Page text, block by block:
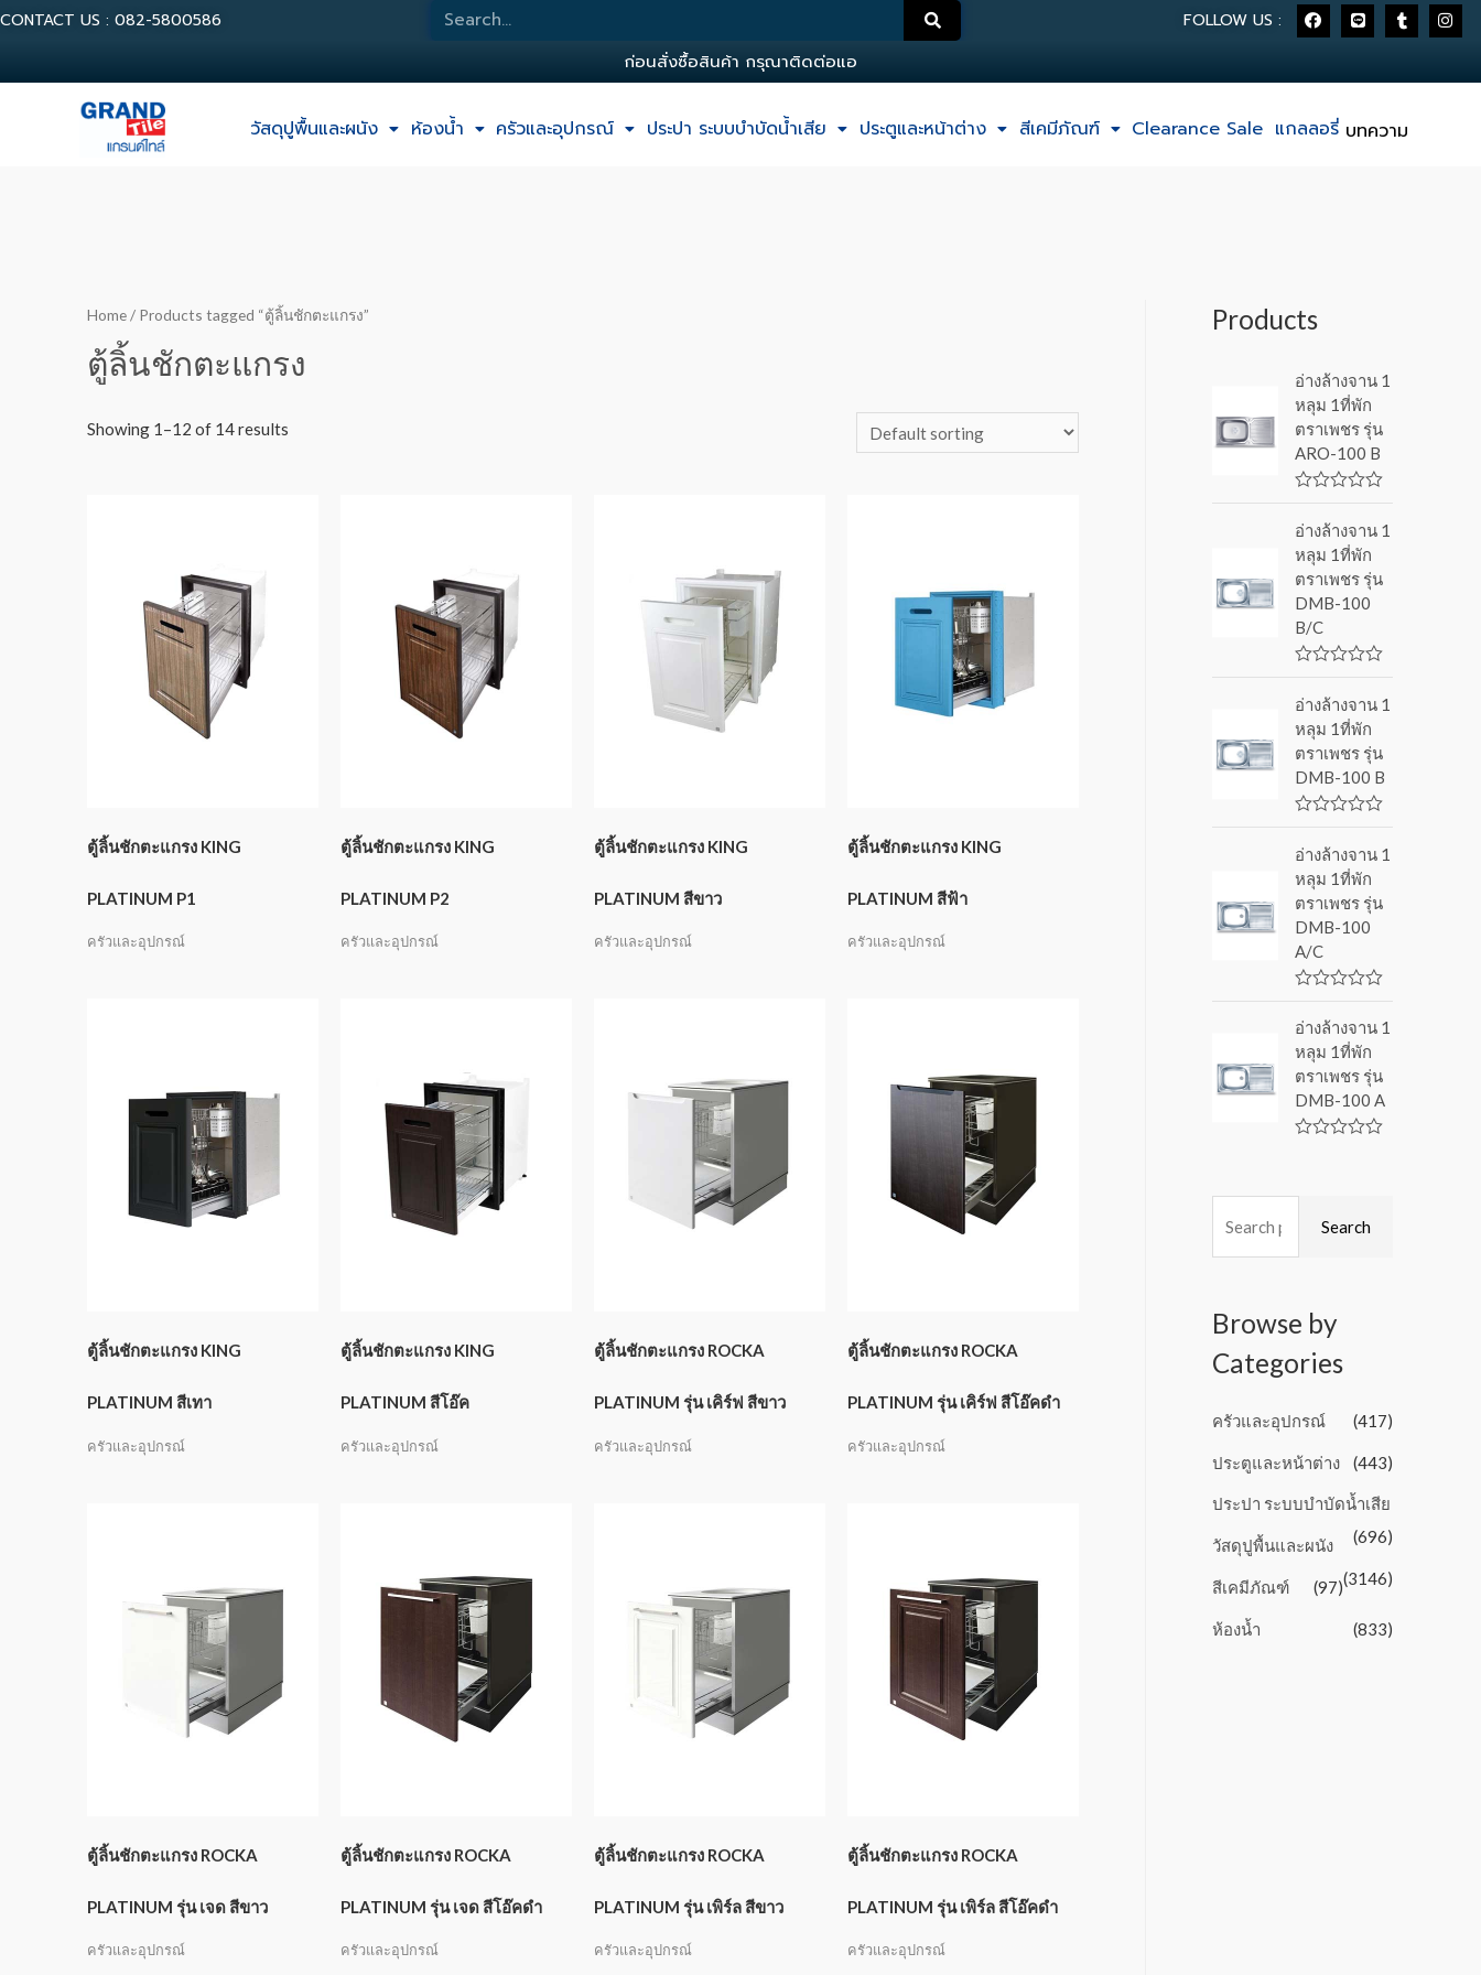
CONTACT US : 082-5800586 FOLLOW US :
นสงซอสนคา กร ณาตดตอแอดม
วัสดุปูพื้นและผนัง ห้องน้ำ ครัวและอุปกรณ์ ประปา ระบบบำบัดน้ำเสีย ประตูและหน้าต่าง สีเคมีภัณฑ์ Clearance Sale แกลลอรี่ บทความ
Home/ Products tagged “ตู้ลิ้นชักตะแกรง”
ตู้ลิ้นชักตะแกรง
Showing 1–12 of 14 results
ตู้ลิ้นชักตะแกรง KING
PLATINUM P1
ครัวและอุปกรณ์
ตู้ลิ้นชักตะแกรง KING
PLATINUM P2
ครัวและอุปกรณ์
ตู้ลิ้นชักตะแกรง KING
PLATINUM สีขาว
ครัวและอุปกรณ์
ตู้ลิ้นชักตะแกรง KING
PLATINUM สีฟ้า
ครัวและอุปกรณ์
ตู้ลิ้นชักตะแกรง KING
PLATINUM สีเทา
ครัวและอุปกรณ์
ตู้ลิ้นชักตะแกรง KING
PLATINUM สีโอ๊ค
ครัวและอุปกรณ์
ตู้ลิ้นชักตะแกรง ROCKA
PLATINUM รุ่น เคิร์ฟ สีขาว
ครัวและอุปกรณ์
ตู้ลิ้นชักตะแกรง ROCKA
PLATINUM รุ่น เคิร์ฟ สีโอ๊คดำ
ครัวและอุปกรณ์
ตู้ลิ้นชักตะแกรง ROCKA
PLATINUM รุ่น เจด สีขาว
ครัวและอุปกรณ์
ตู้ลิ้นชักตะแกรง ROCKA
PLATINUM รุ่น เจด สีโอ๊คดำ
ครัวและอุปกรณ์
ตู้ลิ้นชักตะแกรง ROCKA
PLATINUM รุ่น เพิร์ล สีขาว
ครัวและอุปกรณ์
ตู้ลิ้นชักตะแกรง ROCKA
PLATINUM รุ่น เพิร์ล สีโอ๊คดำ
ครัวและอุปกรณ์
Products
อ่างล้างจาน 1
หลุม 1ที่พัก
ตราเพชร รุ่น
ARO-100 B
a
t
e
0
o
u
t
o
อ่างล้างจาน 1
หลุม 1ที่พัก
ตราเพชร รุ่น
DMB-100
B/C
a
t
e
0
o
u
t
5
อ่างล้างจาน 1
หลุม 1ที่พัก
ตราเพชร รุ่น
DMB-100 B
a
t
e
0
o
u
t
o
อ่างล้างจาน 1
หลุม 1ที่พัก
ตราเพชร รุ่น
DMB-100
A/C
a
t
e
0
o
u
t
อ่างล้างจาน 1
หลุม 1ที่พัก
ตราเพชร รุ่น
DMB-100 A
e
f
5
Search
Browse by
Categories
ครัวและอุปกรณ์ (417)
ประตูและหน้าต่าง (443)
ประปา ระบบบำบัดน้ำเสีย
(696)
วัสดุปูพื้นและผนัง
(3146)
สีเคมีภัณฑ์ (97)
ห้องน้ำ (833)